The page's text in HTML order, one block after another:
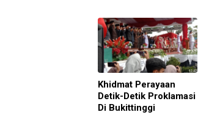
Khidmat Perayaan
Detik-Detik Proklamasi
Di Bukittinggi